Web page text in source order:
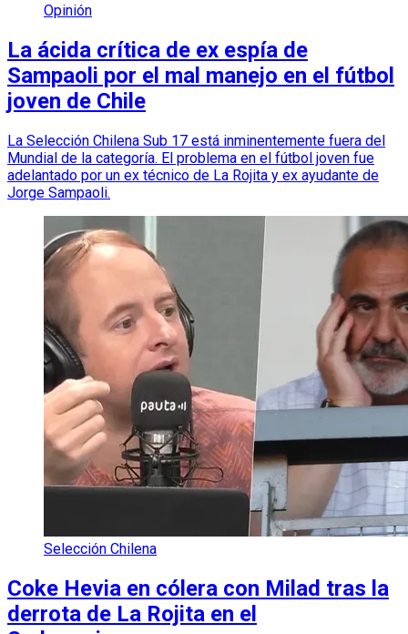
Opinión
La ácida crítica de ex espía de
Sampaoli por el mal manejo en el fútbol
joven de Chile
La Selección Chilena Sub 17 está inminentemente fuera del
Mundial de la categoría. El problema en el fútbol joven fue
adelantado por un ex técnico de La Rojita y ex ayudante de
Jorge Sampaoli.
Selección Chilena
Coke Hevia en cólera con Milad tras la
derrota de La Rojita en el